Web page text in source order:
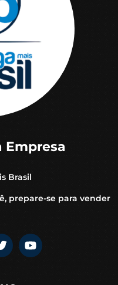
Empresa
Brasil
prepare-se para vender